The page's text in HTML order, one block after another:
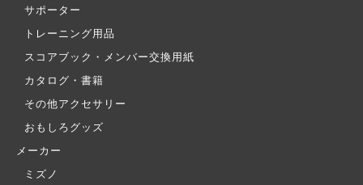
サポーター
トレーニング用品
スコアブック・メンバー交換用紙
カタログ・書籍
その他アクセサリー
おもしろグッズ
メーカー
ミズノ